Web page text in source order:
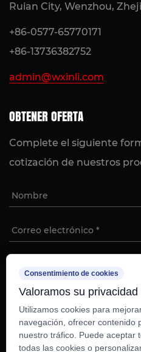
Ruian City, Wenzhou,
+86-0577-65770171
+86-13736382752
admin@wxinli.com
OBTENER OFERTA
Complete el siguiente
cotización de nuestros
Derechos de autor ©
Consentimiento de cookies
Valoramos su privacidad
Utilizamos cookies para
navegación, ofrecer contenido
nuestro tráfico. Puede aceptar
todas las cookies o